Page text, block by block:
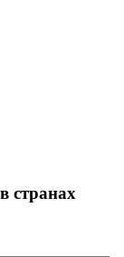
странах